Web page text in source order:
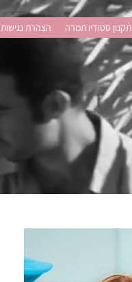
תקנון סטודיו תמרה הצהרת נגישות